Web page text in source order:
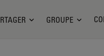
GROUPE